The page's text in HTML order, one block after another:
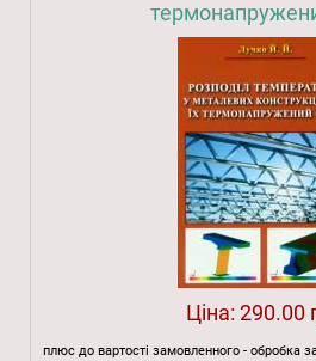
Ціна: 290.00
плюс до вартості замовленного - обробка